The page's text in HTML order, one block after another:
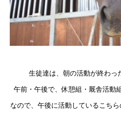
生徒達は、朝の活動が終わっ
午前・午後で、休憩組・厩舎活動
なので、午後に活動しているこち